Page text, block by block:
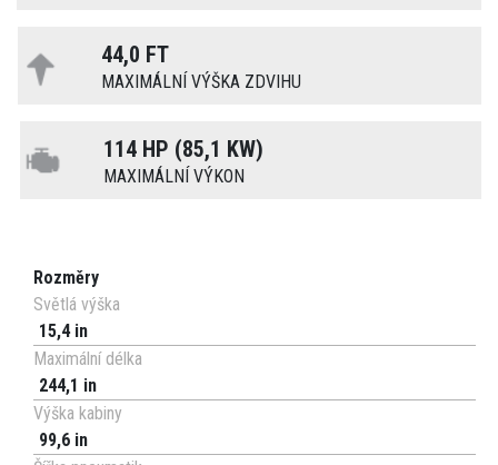
44,0 FT
MAXIMÁLNÍ VÝŠKA ZDVIHU
114 HP (85,1 KW)
MAXIMÁLNÍ VÝKON
Rozměry
Světlá výška
15,4 in
Maximální délka
244,1 in
Výška kabiny
99,6 in